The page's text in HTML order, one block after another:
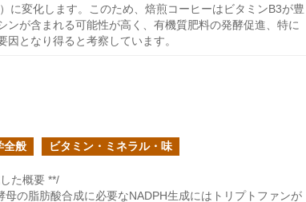
に変化します。このため、焙煎コーヒーはビタミンB3が豊
が含まれる可能性が高く、有機質肥料の発酵促進、特に
となり得ると考察しています。
全般 ビタミン・ミネラル・味
た概要 **/
母の脂肪酸合成に必要なNADPH生成にはトリプトファンが